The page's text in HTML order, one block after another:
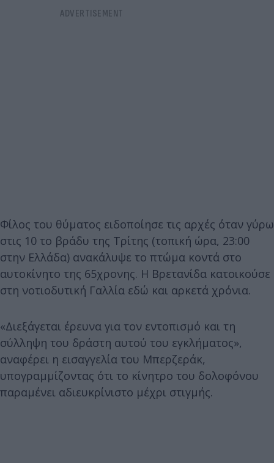
Φίλος του θύματος ειδοποίησε τις αρχές όταν γύρω
στις 10 το βράδυ της Τρίτης (τοπική ώρα, 23:00
στην Ελλάδα) ανακάλυψε το πτώμα κοντά στο
αυτοκίνητο της 65χρονης. Η Βρετανίδα κατοικούσε
στη νοτιοδυτική Γαλλία εδώ και αρκετά χρόνια.
«Διεξάγεται έρευνα για τον εντοπισμό και τη
σύλληψη του δράστη αυτού του εγκλήματος»,
αναφέρει η εισαγγελία του Μπερζεράκ,
υπογραμμίζοντας ότι το κίνητρο του δολοφόνου
παραμένει αδιευκρίνιστο μέχρι στιγμής.